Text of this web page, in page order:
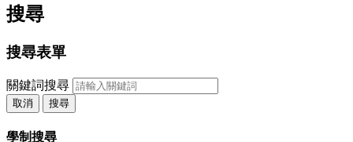
搜尋
搜尋表單
關鍵詞搜尋
取消 搜尋
學制搜尋